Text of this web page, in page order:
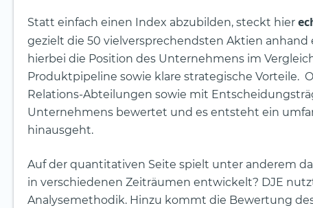
Statt einfach einen Index abzubilden, steckt hier
gezielt die 50 vielversprechendsten Aktien anhand
hierbei die Position des Unternehmens im
Produktpipeline sowie klare strategische Vorteile.
Relations-Abteilungen sowie mit
Unternehmens bewertet und es entsteht ein
hinausgeht.
Auf der quantitativen Seite spielt unter anderem
in verschiedenen Zeiträumen entwickelt? DJE
Analysemethodik. Hinzu kommt die Bewertung